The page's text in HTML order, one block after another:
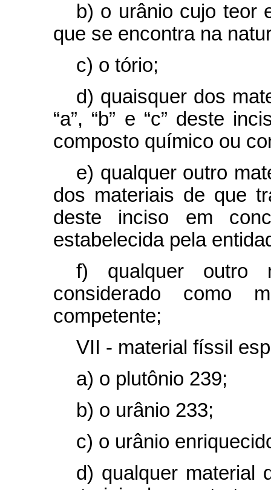
b) o urânio cujo teor
que se encontra na
c) o tório;
d) quaisquer dos
“a”, “b” e “c” deste
composto químico ou
e) qualquer outro
dos materiais de que
deste inciso em
estabelecida pela
f) qualquer outro
considerado como
competente;
VII - material físsil
a) o plutônio 239;
b) o urânio 233;
c) o urânio
d) qualquer material